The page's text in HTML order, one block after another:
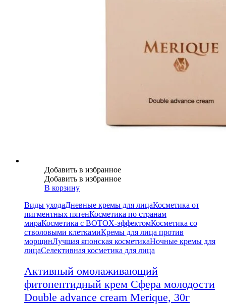
Добавить в избранное
Добавить в избранное
В корзину
Виды уходаДневные кремы для лицаКосметика от
пигментных пятенКосметика по странам
мираКосметика с BOTOX-эффектомКосметика со
стволовыми клеткамиКремы для лица против
морщинЛучшая японская косметикаНочные кремы для
лицаСелективная косметика для лица
Активный омолаживающий
фитопептидный крем Сфера молодости
Double advance cream Merique, 30г